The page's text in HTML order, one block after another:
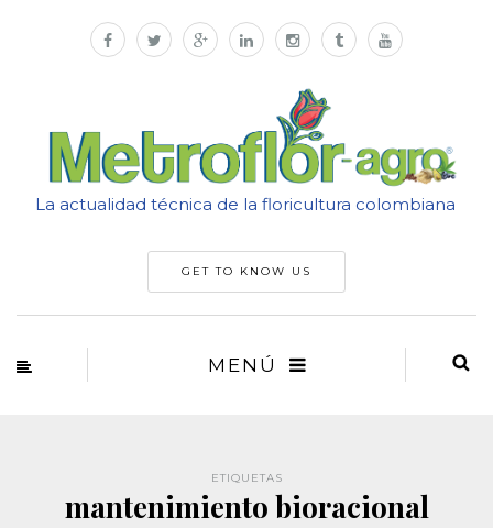
La actualidad técnica de la floricultura colombiana
GET TO KNOW US
MENÚ
ETIQUETAS
mantenimiento bioracional